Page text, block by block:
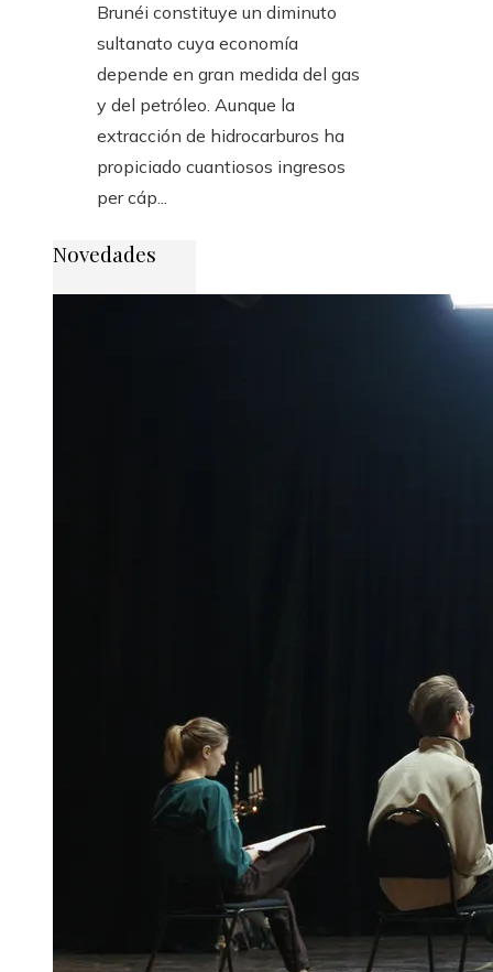
Brunéi constituye un diminuto
sultanato cuya economía
depende en gran medida del gas
y del petróleo. Aunque la
extracción de hidrocarburos ha
propiciado cuantiosos ingresos
per cáp...
Novedades